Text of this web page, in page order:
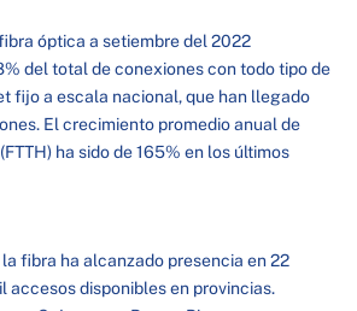
óptica a setiembre del 2022
del total de conexiones con todo tipo de
fijo a escala nacional, que han llegado
El crecimiento promedio anual de
ha sido de 165% en los últimos
fibra ha alcanzado presencia en 22
accesos disponibles en provincias.